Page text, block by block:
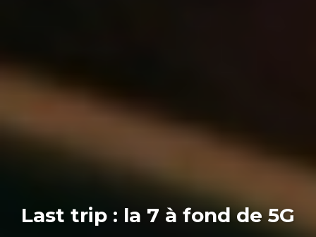
Last trip : la 7 à fond de 5G